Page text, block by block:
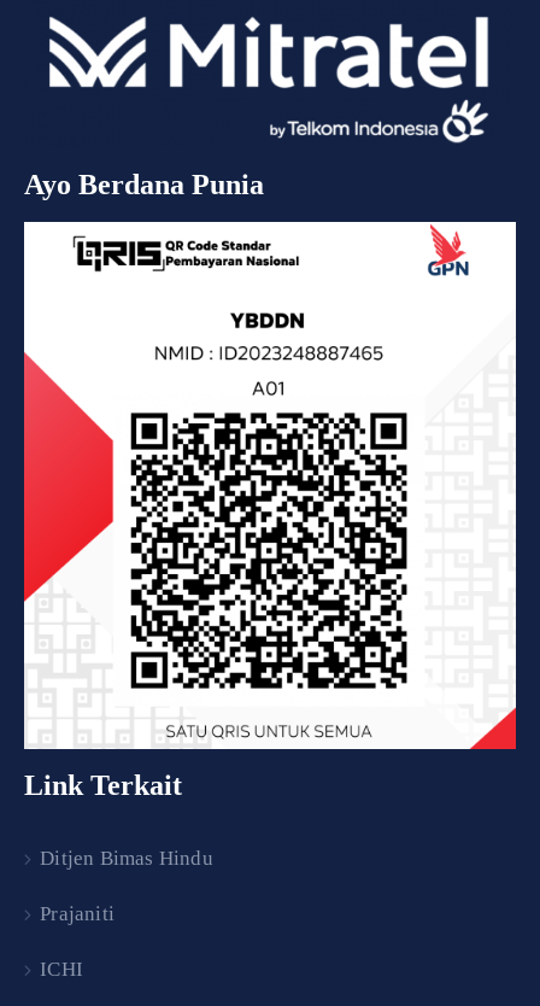
Ayo Berdana Punia
Link Terkait
Ditjen Bimas Hindu
Prajaniti
ICHI